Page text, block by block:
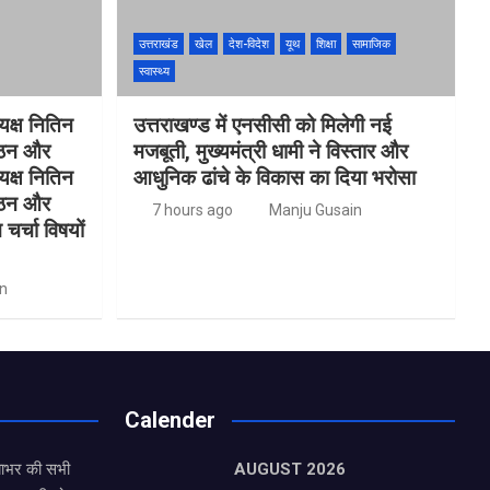
नितिन
और
नितिन
और
विषयों
उत्तराखंड खेल देश-विदेश यूथ शिक्षा
सामाजिक
स्वास्थ्य
उत्तराखण्ड में एनसीसी को मिलेगी नई
मजबूती, मुख्यमंत्री धामी ने विस्तार और
आधुनिक ढांचे के विकास का दिया भरोसा
7 hours ago Manju Gusain
की सभी
Calender
AUGUST 2026